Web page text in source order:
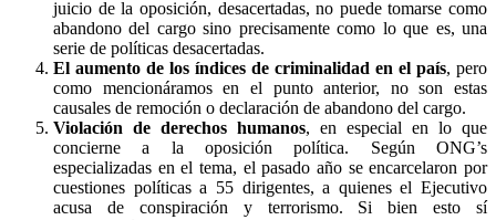
juicio de la oposición, desacertadas, no puede tomarse como
abandono del cargo sino precisamente como lo que es, una
serie de políticas desacertadas.
El aumento de los índices de criminalidad en el país, pero
como mencionáramos en el punto anterior, no son estas
causales de remoción o declaración de abandono del cargo.
Violación de derechos humanos, en especial en lo que
concierne a la oposición política. Según ONG’s
especializadas en el tema, el pasado año se encarcelaron por
cuestiones políticas a 55 dirigentes, a quienes el Ejecutivo
acusa de conspiración y terrorismo. Si bien esto sí